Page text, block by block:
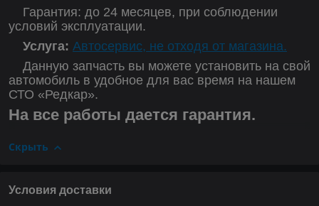
Гарантия: до 24 месяцев, при соблюдении
условий эксплуатации.
Услуга: Автосервис, не отходя от магазина.
Данную запчасть вы можете установить на свой
автомобиль в удобное для вас время на нашем
СТО «Редкар».
На все работы дается гарантия.
Скрыть
Условия доставки